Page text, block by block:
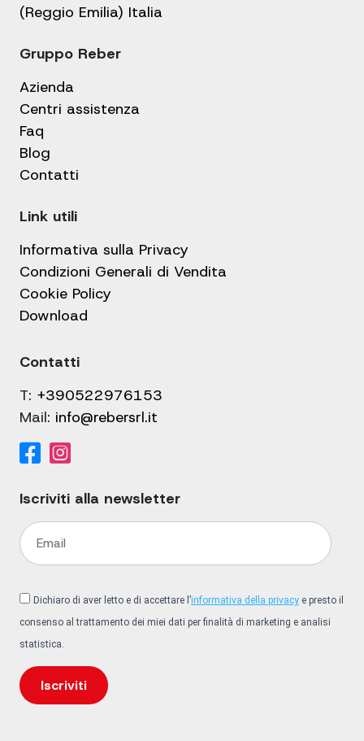
(Reggio Emilia) Italia
Gruppo Reber
Azienda
Centri assistenza
Faq
Blog
Contatti
Link utili
Informativa sulla Privacy
Condizioni Generali di Vendita
Cookie Policy
Download
Contatti
T: +390522976153
Mail: info@rebersrl.it
Iscriviti alla newsletter
Dichiaro di aver letto e di accettare l’informativa della privacy e presto il
consenso al trattamento dei miei dati per finalità di marketing e analisi
statistica.
Iscriviti